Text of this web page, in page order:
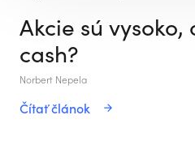
Akcie sú
cash?
Norbert Nepela
Čítať článok